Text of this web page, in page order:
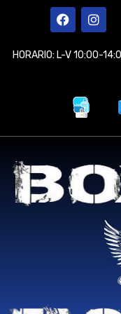
F
a
e
b
I
n
t
a
HORARIO: L-V 10:00-